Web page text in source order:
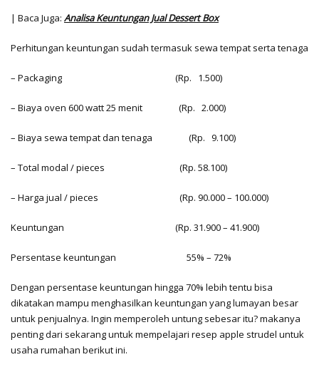
| Baca Juga: Analisa Keuntungan Jual Dessert Box
Perhitungan keuntungan sudah termasuk sewa tempat serta tenaga
– Packaging (Rp. 1.500)
– Biaya oven 600 watt 25 menit (Rp. 2.000)
– Biaya sewa tempat dan tenaga (Rp. 9.100)
– Total modal / pieces (Rp. 58.100)
– Harga jual / pieces (Rp. 90.000 – 100.000)
Keuntungan (Rp. 31.900 – 41.900)
Persentase keuntungan 55% – 72%
Dengan persentase keuntungan hingga 70% lebih tentu bisa
dikatakan mampu menghasilkan keuntungan yang lumayan besar
untuk penjualnya. Ingin memperoleh untung sebesar itu? makanya
penting dari sekarang untuk mempelajari resep apple strudel untuk
usaha rumahan berikut ini.